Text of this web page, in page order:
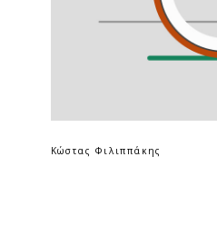
Κώστας Φιλιππάκης